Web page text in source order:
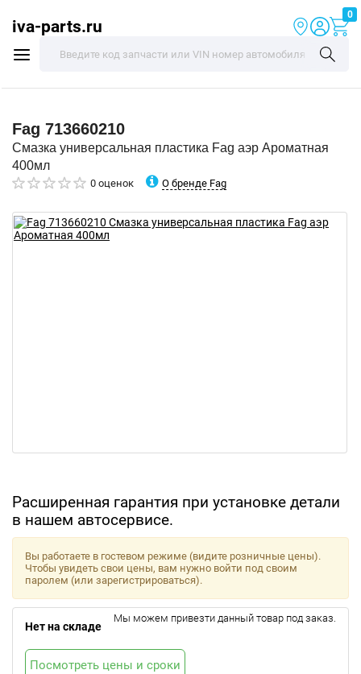
iva-parts.ru
0
Fag 713660210
Смазка универсальная пластика Fag аэр Ароматная
400мл
0 оценок О бренде Fag
Расширенная гарантия при установке детали
в нашем автосервисе.
Вы работаете в гостевом режиме (видите розничные цены).
Чтобы увидеть свои цены, вам нужно войти под своим
паролем (или зарегистрироваться).
Нет на складе
Мы можем привезти данный товар под заказ.
Посмотреть цены и сроки